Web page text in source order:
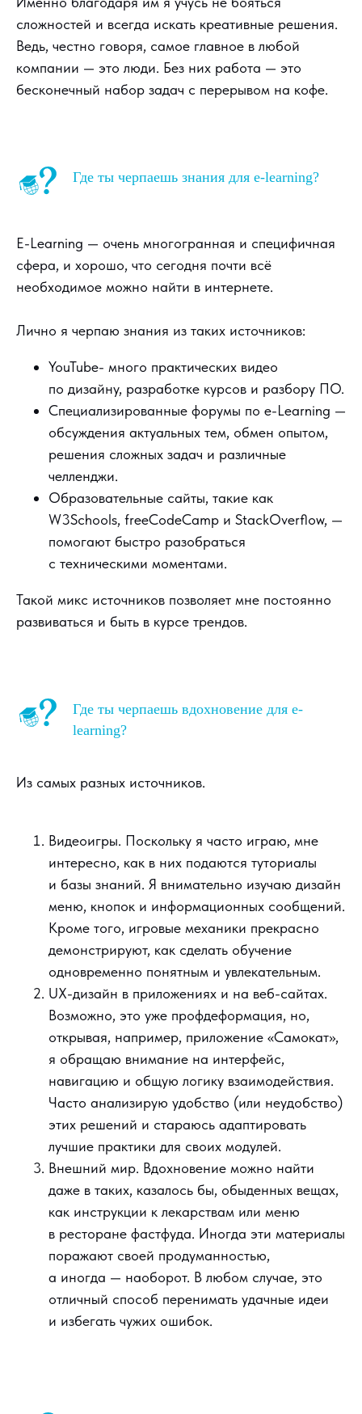
сложностей и всегда искать креативные решения.
Ведь, честно говоря, самое главное в любой
компании — это люди. Без них работа — это
бесконечный набор задач с перерывом на кофе.
Где ты черпаешь знания для e-learning?
E-Learning — очень многогранная и специфичная
сфера, и хорошо, что сегодня почти всё
необходимое можно найти в интернете.
Лично я черпаю знания из таких источников:
YouTube- много практических видео
по дизайну, разработке курсов и разбору ПО.
Специализированные форумы по e-Learning —
обсуждения актуальных тем, обмен опытом,
решения сложных задач и различные
челленджи.
Образовательные сайты, такие как
W3Schools, freeCodeCamp и StackOverflow, —
помогают быстро разобраться
с техническими моментами.
Такой микс источников позволяет мне постоянно
развиваться и быть в курсе трендов.
Где ты черпаешь вдохновение для e-
learning?
Из самых разных источников.
Видеоигры. Поскольку я часто играю, мне
интересно, как в них подаются туториалы
и базы знаний. Я внимательно изучаю дизайн
меню, кнопок и информационных сообщений.
Кроме того, игровые механики прекрасно
демонстрируют, как сделать обучение
одновременно понятным и увлекательным.
UX-дизайн в приложениях и на веб-сайтах.
Возможно, это уже профдеформация, но,
открывая, например, приложение «Самокат»,
я обращаю внимание на интерфейс,
навигацию и общую логику взаимодействия.
Часто анализирую удобство (или неудобство)
этих решений и стараюсь адаптировать
лучшие практики для своих модулей.
Внешний мир. Вдохновение можно найти
даже в таких, казалось бы, обыденных вещах,
как инструкции к лекарствам или меню
в ресторане фастфуда. Иногда эти материалы
поражают своей продуманностью,
а иногда — наоборот. В любом случае, это
отличный способ перенимать удачные идеи
и избегать чужих ошибок.